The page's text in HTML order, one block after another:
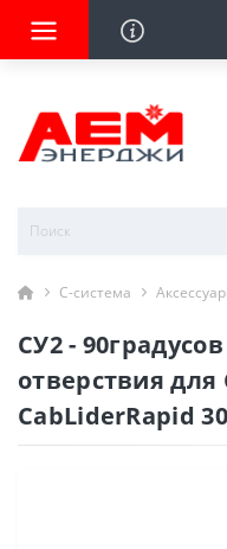
С-система
СУ2 -
отверствия
CabLiderRapid